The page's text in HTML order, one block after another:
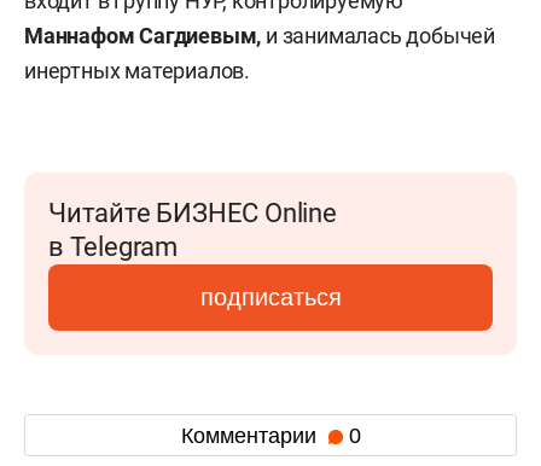
Маннафом Сагдиевым, и занималась добычей
инертных материалов.
Читайте БИЗНЕС Online
в Telegram
подписаться
Комментарии 0